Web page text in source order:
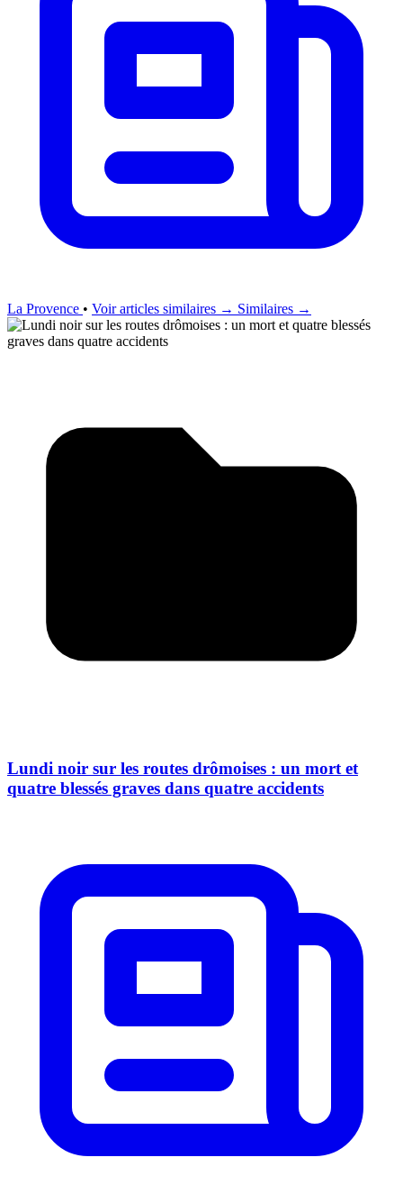
La Provence • Voir articles similaires → Similaires →
Lundi noir sur les routes drômoises : un mort et
quatre blessés graves dans quatre accidents